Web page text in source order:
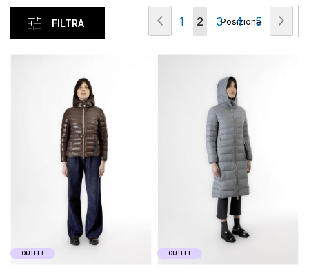
FILTRA
OUTLET OUTLET
Pagina
Precedente
Pagina
1 Attualmente
leggendo
pagina
2 Pagina
3 Pagina
4 Pagina
5